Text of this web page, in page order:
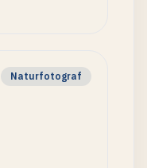
Naturfotograf